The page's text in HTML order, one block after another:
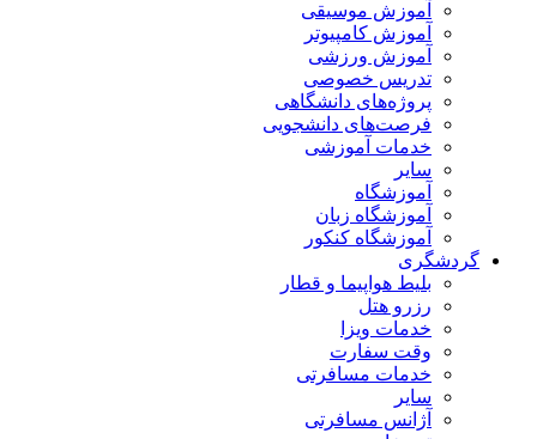
آموزش موسیقی
آموزش کامپیوتر
آموزش ورزشی
تدریس خصوصی
پروژه‌های دانشگاهی
فرصت‌های دانشجویی
خدمات آموزشی
سایر
آموزشگاه
آموزشگاه زبان
آموزشگاه کنکور
گردشگری
بلیط هواپیما و قطار
رزرو هتل
خدمات ویزا
وقت سفارت
خدمات مسافرتی
سایر
آژانس مسافرتی